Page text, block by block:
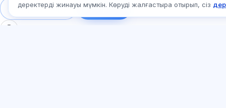
Жүйеге кіру
Тіркеу
деректерді жинауы мүмкін. Көруді жалғастыра отырып, сіз